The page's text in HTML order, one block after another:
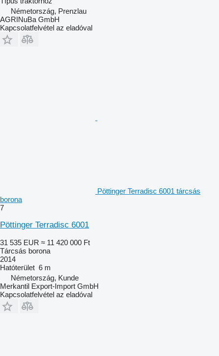
Németország, Prenzlau
AGRINuBa GmbH
Kapcsolatfelvétel az eladóval
Pöttinger Terradisc 6001 tárcsás
borona
7
Pöttinger Terradisc 6001
31 535 EUR ≈ 11 420 000 Ft
Tárcsás borona
2014
Hatóterület 6 m
Németország, Kunde
Merkantil Export-Import GmbH
Kapcsolatfelvétel az eladóval